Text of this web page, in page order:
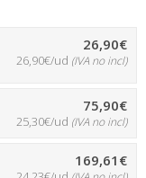
26,90€
26,90€/ud (IVA no incl)
75,90€
25,30€/ud (IVA no incl)
169,61€